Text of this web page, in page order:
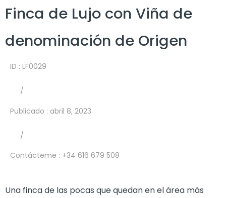
Finca de Lujo con Viña de
denominación de Origen
ID : LF0029
/
Publicado : abril 8, 2023
/
Contácteme : +34 616 679 508
Una finca de las pocas que quedan en el área más